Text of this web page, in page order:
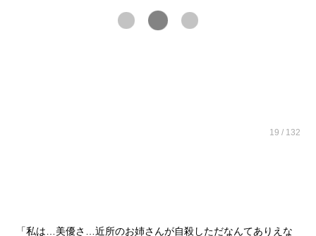
19 / 132
「私は…美優さ…近所のお姉さんが自殺しただなんてありえな